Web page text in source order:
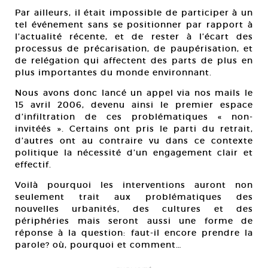
Par ailleurs, il était impossible de participer à un
tel événement sans se positionner par rapport à
l’actualité récente, et de rester à l’écart des
processus de précarisation, de paupérisation, et
de relégation qui affectent des parts de plus en
plus importantes du monde environnant.
Nous avons donc lancé un appel via nos mails le
15 avril 2006, devenu ainsi le premier espace
d’infiltration de ces problématiques « non-
invitéés ». Certains ont pris le parti du retrait,
d’autres ont au contraire vu dans ce contexte
politique la nécessité d’un engagement clair et
effectif.
Voilà pourquoi les interventions auront non
seulement trait aux problématiques des
nouvelles urbanités, des cultures et des
périphéries mais seront aussi une forme de
réponse à la question: faut-il encore prendre la
parole? où, pourquoi et comment…